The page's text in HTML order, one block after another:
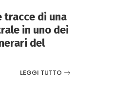
tracce di una
in uno dei
del
LEGGI TUTTO